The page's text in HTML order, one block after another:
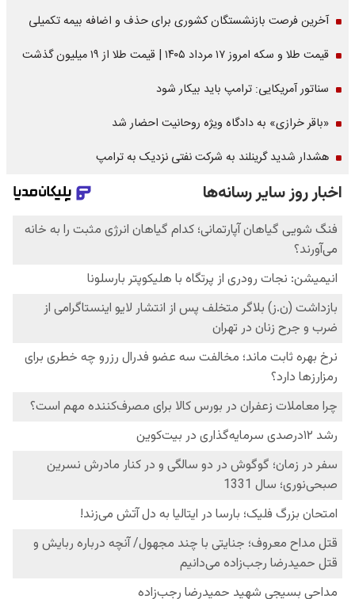
آخرین فرصت بازنشستگان کشوری برای حذف و اضافه بیمه تکمیلی
قیمت طلا و سکه امروز ۱۷ مرداد ۱۴۰۵ | قیمت طلا از ۱۹ میلیون گذشت
سناتور آمریکایی: ترامپ باید بیکار شود
«باقر خرازی» به دادگاه ویژه روحانیت احضار شد
هشدار شدید گرینلند به شرکت نفتی نزدیک به ترامپ